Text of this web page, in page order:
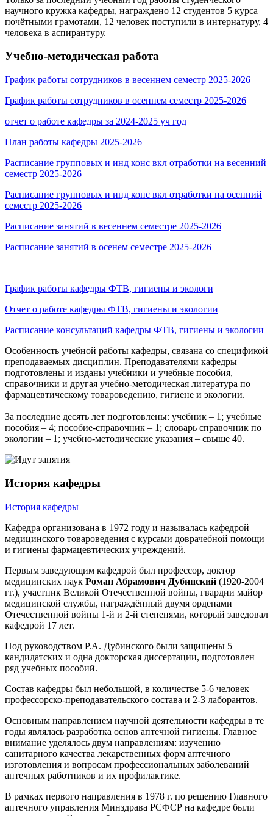
научного кружка кафедры, награждено 12 студентов 5 курса
почётными грамотами, 12 человек поступили в интернатуру, 4
человека в аспирантуру.
Учебно-методическая работа
График работы сотрудников в весеннем семестр 2025-2026
График работы сотрудников в осеннем семестр 2025-2026
отчет о работе кафедры за 2024-2025 уч год
План работы кафедры 2025-2026
Расписание групповых и инд конс вкл отработки на весенний
семестр 2025-2026
Расписание групповых и инд конс вкл отработки на осенний
семестр 2025-2026
Расписание занятий в весеннем семестре 2025-2026
Расписание занятий в осенем семестре 2025-2026
График работы кафедры ФТВ, гигиены и экологи
Отчет о работе кафедры ФТВ, гигиены и экологии
Расписание консультаций кафедры ФТВ, гигиены и экологии
Особенность учебной работы кафедры, связана со спецификой
преподаваемых дисциплин. Преподавателями кафедры
подготовлены и изданы учебники и учебные пособия,
справочники и другая учебно-методическая литература по
фармацевтическому товароведению, гигиене и экологии.
За последние десять лет подготовлены: учебник – 1; учебные
пособия – 4; пособие-справочник – 1; словарь справочник по
экологии – 1; учебно-методические указания – свыше 40.
История кафедры
История кафедры
Кафедра организована в 1972 году и называлась кафедрой
медицинского товароведения с курсами доврачебной помощи
и гигиены фармацевтических учреждений.
Первым заведующим кафедрой был профессор, доктор
медицинских наук Роман Абрамович Дубинский (1920-2004
гг.), участник Великой Отечественной войны, гвардии майор
медицинской службы, награждённый двумя орденами
Отечественной войны 1-й и 2-й степенями, который заведовал
кафедрой 17 лет.
Под руководством Р.А. Дубинского были защищены 5
кандидатских и одна докторская диссертации, подготовлен
ряд учебных пособий.
Состав кафедры был небольшой, в количестве 5-6 человек
профессорско-преподавательского состава и 2-3 лаборантов.
Основным направлением научной деятельности кафедры в те
годы являлась разработка основ аптечной гигиены. Главное
внимание уделялось двум направлениям: изучению
санитарного качества лекарственных форм аптечного
изготовления и вопросам профессиональных заболеваний
аптечных работников и их профилактике.
В рамках первого направления в 1978 г. по решению Главного
аптечного управления Минздрава РСФСР на кафедре были